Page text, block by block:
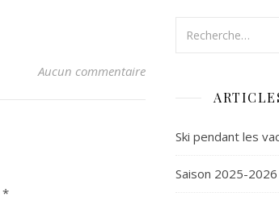
Aucun commentaire
*
Ski pendant les
Saison 2025-2026